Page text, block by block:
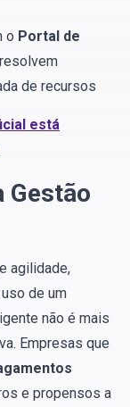
o Portal de
de recursos
está
Gestão
agilidade,
de um
não é mais
Empresas que
e propensos a